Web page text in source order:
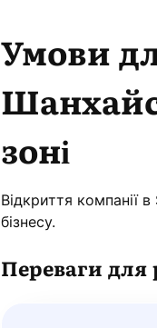
Умови
зоні
Відкриття компанії
бізнесу.
Переваги для